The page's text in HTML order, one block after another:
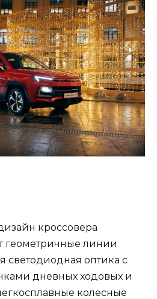
кроссовера
геометричные линии
светодиодная оптика с
дневных ходовых и
колесные